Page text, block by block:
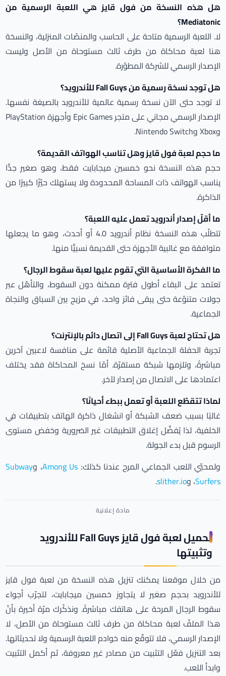
هل هذه النسخة من فول قايز هي اللعبة الرسمية من
Mediatonic؟
لا. اللعبة الرسمية متاحة على الحاسب والمنصّات المنزلية، والنسخة
هنا لعبة محاكاة من طرف ثالث مستوحاة من الأصل وليست
الإصدار الرسمي للشركة المطوّرة.
هل توجد نسخة رسمية من Fall Guys للأندرويد؟
لا توجد حتى الآن نسخة رسمية عالمية للأندرويد بالصيغة نفسها.
الإصدار الرسمي مجاني على متجر Epic Games وأجهزة PlayStation
وXbox وNintendo Switch.
ما حجم لعبة فول قايز وهل تناسب الهواتف القديمة؟
حجم هذه النسخة نحو خمسين ميجابايت فقط، وهو صغير جدًّا
يناسب الهواتف ذات المساحة المحدودة ولا يستهلك حيّزًا كبيرًا من
الذاكرة.
ما أقلّ إصدار أندرويد تعمل عليه اللعبة؟
تتطلّب هذه النسخة نظام أندرويد 4.0 أو أحدث، وهو ما يجعلها
متوافقة مع غالبية الأجهزة حتى القديمة نسبيًّا منها.
ما الفكرة الأساسية التي تقوم عليها لعبة سقوط الرجال؟
تعتمد على البقاء أطول فترة ممكنة دون السقوط، والتأهّل عبر
جولات متنوّعة حتى يبقى فائز واحد، في مزيج بين السباق والنجاة
الجماعية.
هل تحتاج لعبة Fall Guys إلى اتصال دائم بالإنترنت؟
تجربة الحفلة الجماعية الأصلية قائمة على منافسة لاعبين آخرين
مباشرةً، وتلزمها شبكة مستقرّة. أمّا نسخ المحاكاة فقد يختلف
اعتمادها على الاتصال من إصدار لآخر.
لماذا تتقطّع اللعبة أو تعمل ببطء أحيانًا؟
غالبًا بسبب ضعف الشبكة أو انشغال ذاكرة الهاتف بتطبيقات في
الخلفية، لذا يُفضَّل إغلاق التطبيقات غير الضرورية وخفض مستوى
الرسوم قبل بدء الجولة.
ولمحبّي اللعب الجماعي المرح عندنا كذلك: Among Us، وSubway
Surfers، وslither.io
.
تحميل لعبة فول قايز Fall Guys للأندرويد
وتثبيتها
من خلال موقعنا يمكنك تنزيل هذه النسخة من لعبة فول قايز
للأندرويد بحجم صغير لا يتجاوز خمسين ميجابايت، لتجرّب أجواء
سقوط الرجال المرحة على هاتفك مباشرةً. ونذكّرك مرّة أخيرة بأنّ
هذا الملفّ لعبة محاكاة من طرف ثالث مستوحاة من الأصل، لا
الإصدار الرسمي، فلا تتوقّع منه خوادم اللعبة الرسمية ولا تحديثاتها.
بعد التنزيل فعّل التثبيت من مصادر غير معروفة، ثم أكمل التثبيت
وابدأ اللعب.